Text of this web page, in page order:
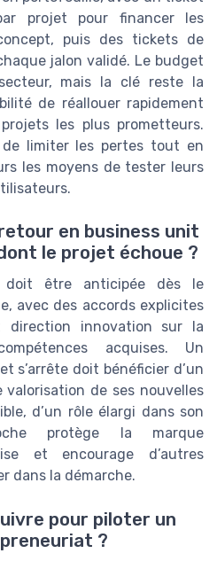
projet pour financer les
puis des tickets de
jalon validé. Le budget
mais la clé reste la
de réallouer rapidement
les plus prometteurs.
limiter les pertes tout en
les moyens de tester leurs
en business unit
le projet échoue ?
être anticipée dès le
avec des accords explicites
direction innovation sur la
acquises. Un
s’arrête doit bénéficier d’un
valorisation de ses nouvelles
d’un rôle élargi dans son
protège la marque
et encourage d’autres
dans la démarche.
pour piloter un
?